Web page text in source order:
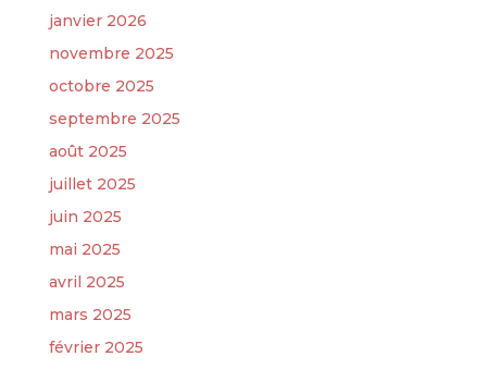
janvier 2026
novembre 2025
octobre 2025
septembre 2025
août 2025
juillet 2025
juin 2025
mai 2025
avril 2025
mars 2025
février 2025